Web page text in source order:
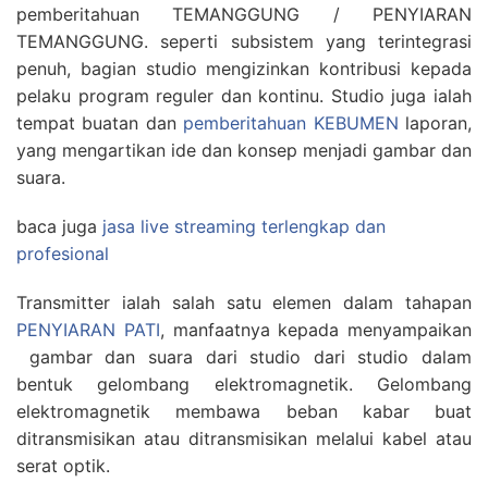
pemberitahuan TEMANGGUNG / PENYIARAN
TEMANGGUNG. seperti subsistem yang terintegrasi
penuh, bagian studio mengizinkan kontribusi kepada
pelaku program reguler dan kontinu. Studio juga ialah
tempat buatan dan pemberitahuan KEBUMEN laporan,
yang mengartikan ide dan konsep menjadi gambar dan
suara.
baca juga jasa live streaming terlengkap dan
profesional
Transmitter ialah salah satu elemen dalam tahapan
PENYIARAN PATI, manfaatnya kepada menyampaikan
gambar dan suara dari studio dari studio dalam
bentuk gelombang elektromagnetik. Gelombang
elektromagnetik membawa beban kabar buat
ditransmisikan atau ditransmisikan melalui kabel atau
serat optik.